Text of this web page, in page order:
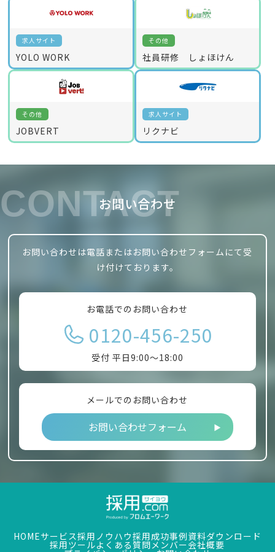
求人サイト
YOLO WORK
その他
社員研修 しょほけん
その他
JOBVERT
求人サイト
リクナビ
お問い合わせ
CONTACT
お問い合わせは電話またはお問い合わせフォームにて受
け付けております。
お電話でのお問い合わせ
0120-456-250
受付 平日9:00～18:00
メールでのお問い合わせ
お問い合わせフォーム
HOMEサービス採用ノウハウ採用成功事例資料ダウンロード
採用ツールよくある質問メンバー会社概要